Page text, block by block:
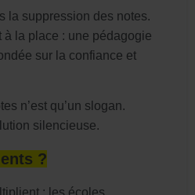
la suppression des notes.
à la place : une pédagogie
sur la confiance et
n’est qu’un slogan.
silencieuse.
?
: les écoles